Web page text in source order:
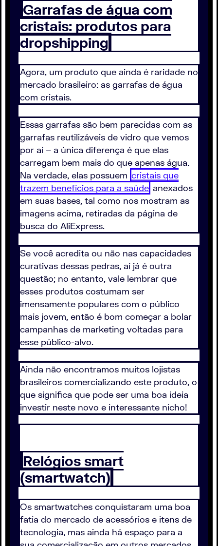
Garrafas de água com
cristais: produtos para
dropshipping
Agora, um produto que ainda é raridade no
mercado brasileiro: as garrafas de água
com cristais.
Essas garrafas são bem parecidas com as
garrafas reutilizáveis de vidro que vemos
por aí – a única diferença é que elas
carregam bem mais do que apenas água.
Na verdade, elas possuem cristais que
trazem benefícios para a saúde anexados
em suas bases, tal como nos mostram as
imagens acima, retiradas da página de
busca do AliExpress.
Se você acredita ou não nas capacidades
curativas dessas pedras, aí já é outra
questão; no entanto, vale lembrar que
esses produtos costumam ser
imensamente populares com o público
mais jovem, então é bom começar a bolar
campanhas de marketing voltadas para
esse público-alvo.
Ainda não encontramos muitos lojistas
brasileiros comercializando este produto, o
que significa que pode ser uma boa ideia
investir neste novo e interessante nicho!
Relógios smart
(smartwatch)
Os smartwatches conquistaram uma boa
fatia do mercado de acessórios e itens de
tecnologia, mas ainda há espaço para a